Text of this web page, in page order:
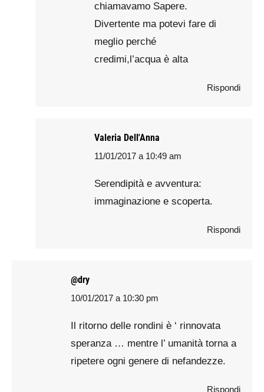
chiamavamo Sapere.
Divertente ma potevi fare di
meglio perché
credimi,l’acqua è alta
Rispondi
Valeria Dell'Anna
says:
11/01/2017 a 10:49 am
Serendipità e avventura:
immaginazione e scoperta.
Rispondi
@dry
says:
10/01/2017 a 10:30 pm
Il ritorno delle rondini è ‘ rinnovata
speranza … mentre l’ umanità torna a
ripetere ogni genere di nefandezze.
Rispondi